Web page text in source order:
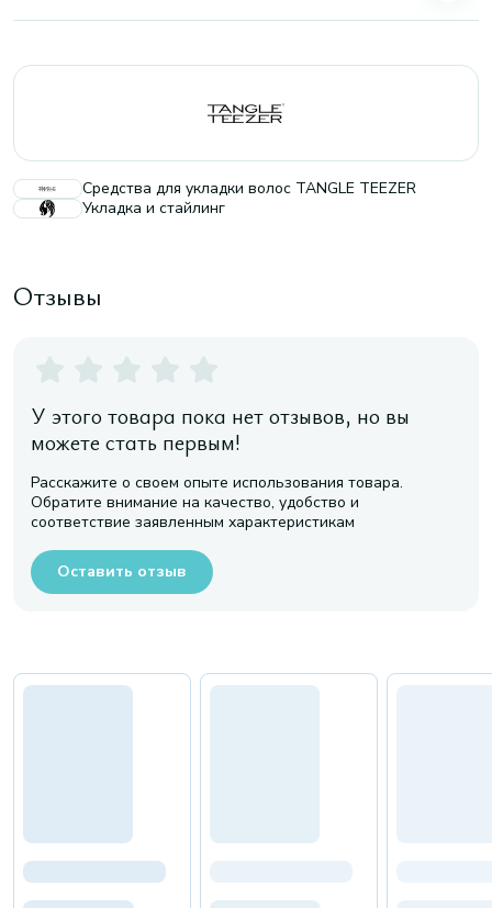
Средства для укладки волос TANGLE TEEZER
Укладка и стайлинг
Отзывы
У этого товара пока нет отзывов, но вы
можете стать первым!
Расскажите о своем опыте использования товара.
Обратите внимание на качество, удобство и
соответствие заявленным характеристикам
Оставить отзыв